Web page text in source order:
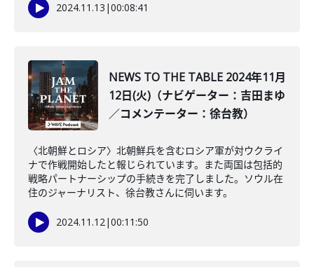
2024.11.13 |00:08:41
NEWS TO THE TABLE 2024年11月
12日(火)（ナビゲーター：吉田まゆ
／コメンテーター：徐台教）
〈北朝鮮とロシア〉北朝鮮兵を含むロシア軍が対ウクライ
ナで作戦開始したと報じられています。また両国は包括的
戦略パートナーシップの手続きを完了しました。ソウル在
住のジャーナリスト、徐台教さんに伺います。
2024.11.12|00:11:50